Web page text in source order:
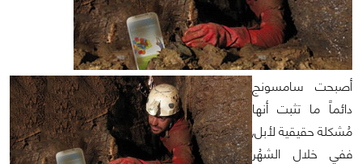
أصبحت سامسونج
دائماً ما تثبت أنها
مُشكلة حقيقية لأبل,
ففي خلال الشهُر